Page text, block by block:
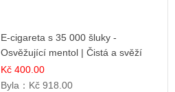
E-cigareta s 35 000 šluky -
Osvěžující mentol | Čistá a svěží
chuť
Kč 400.00
Byla： Kč 918.00